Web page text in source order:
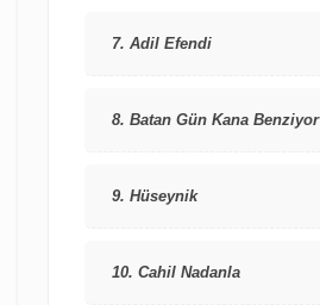
7. Adil Efendi
8. Batan Gün Kana Benziyor
9. Hüseynik
10. Cahil Nadanla